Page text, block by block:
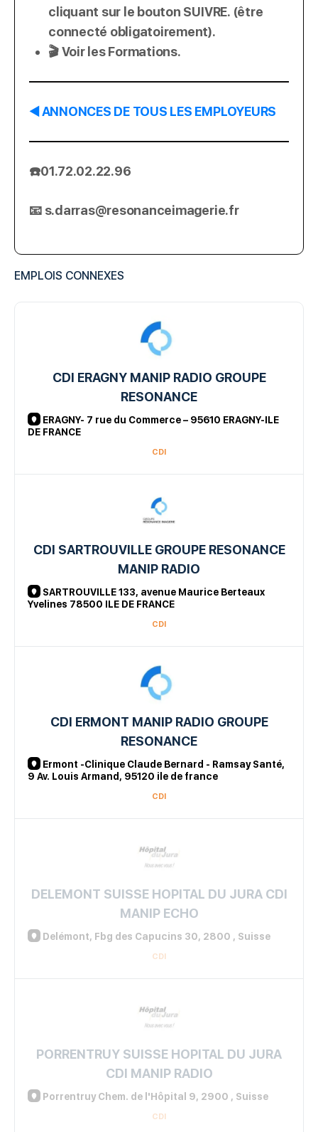
cliquant sur le bouton SUIVRE. (être
connecté obligatoirement).
🎬 Voir les Formations.
◀️ ANNONCES DE TOUS LES EMPLOYEURS
☎️01.72.02.22.96
📧 s.darras@resonanceimagerie.fr
EMPLOIS CONNEXES
CDI ERAGNY MANIP RADIO GROUPE
RESONANCE
ERAGNY- 7 rue du Commerce – 95610 ERAGNY-ILE
DE FRANCE
CDI
CDI SARTROUVILLE GROUPE RESONANCE
MANIP RADIO
SARTROUVILLE 133, avenue Maurice Berteaux
Yvelines 78500 ILE DE FRANCE
CDI
CDI ERMONT MANIP RADIO GROUPE
RESONANCE
Ermont -Clinique Claude Bernard - Ramsay Santé,
9 Av. Louis Armand, 95120 ile de france
CDI
DELEMONT SUISSE HOPITAL DU JURA CDI
MANIP ECHO
Delémont, Fbg des Capucins 30, 2800 , Suisse
CDI
PORRENTRUY SUISSE HOPITAL DU JURA
CDI MANIP RADIO
Porrentruy Chem. de l'Hôpital 9, 2900 , Suisse
CDI